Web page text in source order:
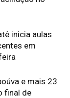
inicia aulas
em
e mais 23
final de